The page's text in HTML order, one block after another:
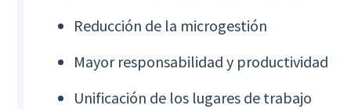
Reducción de la microgestión
Mayor responsabilidad y productividad
Unificación de los lugares de trabajo